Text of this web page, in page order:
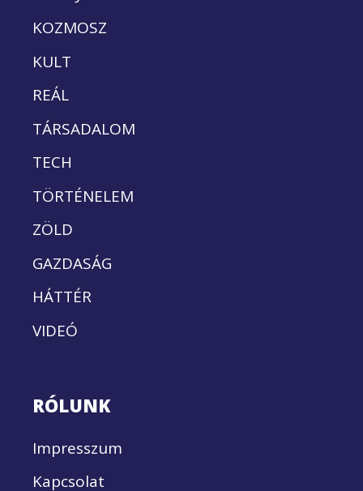
KOZMOSZ
KULT
REÁL
TÁRSADALOM
TECH
TÖRTÉNELEM
ZÖLD
GAZDASÁG
HÁTTÉR
VIDEÓ
RÓLUNK
Impresszum
Kapcsolat